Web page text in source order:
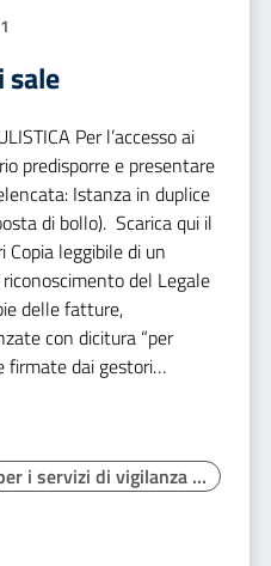
Per l’accesso ai
predisporre e presentare
Istanza in duplice
di bollo). Scarica qui il
leggibile di un
del Legale
delle fatture,
con dicitura “per
firmate dai gestori…
Contributi spese per i servizi di vigilanza antincendio resi dal Corpo Nazionale dei Vigili del Fuoco